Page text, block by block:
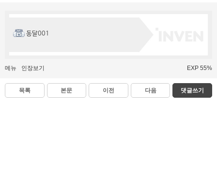
동달001
메뉴 인장보기 EXP 55%
목록 본문 이전 다음 댓글쓰기